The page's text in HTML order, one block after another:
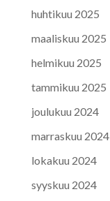
huhtikuu 2025
maaliskuu 2025
helmikuu 2025
tammikuu 2025
joulukuu 2024
marraskuu 2024
lokakuu 2024
syyskuu 2024